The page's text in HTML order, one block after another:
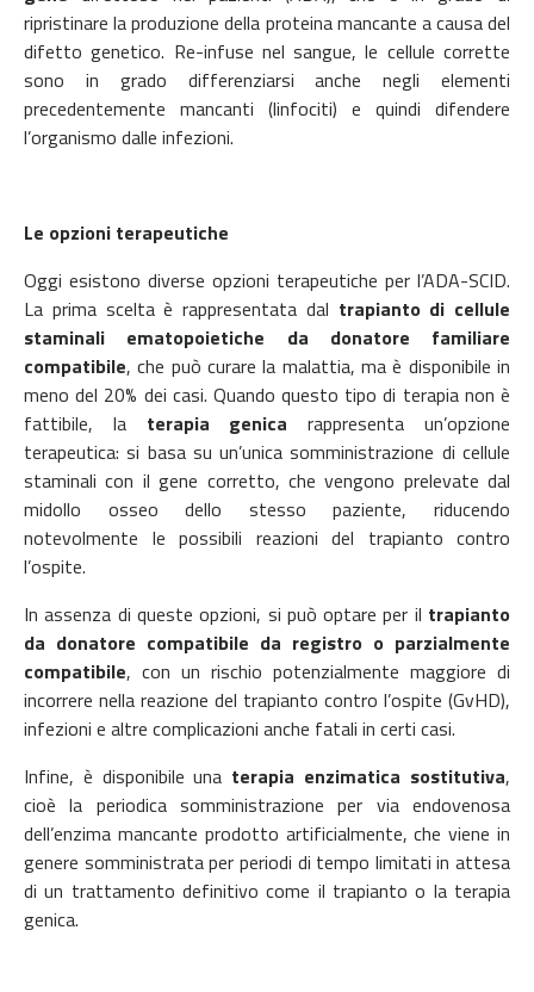
ripristinare la produzione della proteina mancante a causa del
difetto genetico. Re-infuse nel sangue, le cellule corrette
sono in grado differenziarsi anche negli elementi
precedentemente mancanti (linfociti) e quindi difendere
l’organismo dalle infezioni.
Le opzioni terapeutiche
Oggi esistono diverse opzioni terapeutiche per l’ADA-SCID.
La prima scelta è rappresentata dal trapianto di cellule
staminali ematopoietiche da donatore familiare
compatibile, che può curare la malattia, ma è disponibile in
meno del 20% dei casi. Quando questo tipo di terapia non è
fattibile, la terapia genicarappresenta un’opzione
terapeutica: si basa su un’unica somministrazione di cellule
staminali con il gene corretto, che vengono prelevate dal
midollo osseo dello stesso paziente, riducendo
notevolmente le possibili reazioni del trapianto contro
l’ospite.
In assenza di queste opzioni, si può optare per il trapianto
da donatore compatibile da registro o parzialmente
compatibile, con un rischio potenzialmente maggiore di
incorrere nella reazione del trapianto contro l’ospite (GvHD),
infezioni e altre complicazioni anche fatali in certi casi.
Infine, è disponibile una terapia enzimatica sostitutiva,
cioè la periodica somministrazione per via endovenosa
dell’enzima mancante prodotto artificialmente, che viene in
genere somministrata per periodi di tempo limitati in attesa
di un trattamento definitivo come il trapianto o la terapia
genica.